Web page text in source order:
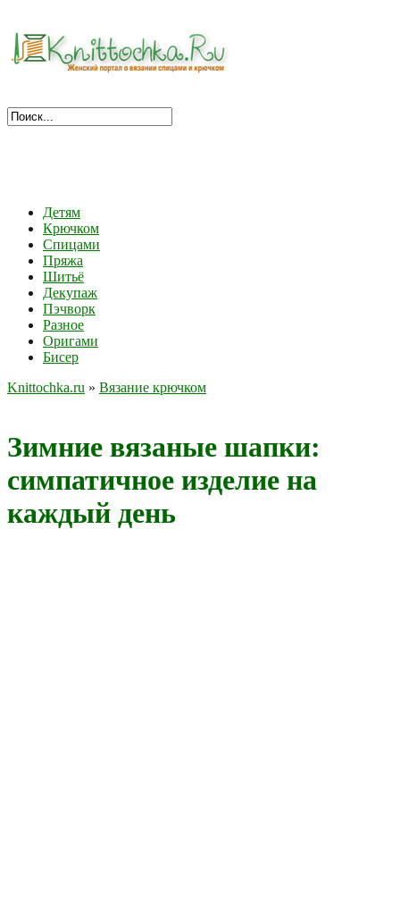
Детям
Крючком
Спицами
Пряжа
Шитьё
Декупаж
Пэчворк
Разное
Оригами
Бисер
Knittochka.ru » Вязание крючком
Зимние вязаные шапки:
симпатичное изделие на
каждый день